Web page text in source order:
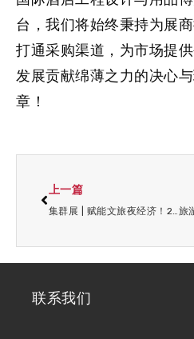
台，我们将始终秉持为展
打通采购渠道，为市场提
发展贡献绵薄之力的决心
章！
上一篇
集群展 | 赋能文旅夜经济！2026 上海户外照明展，与您共绘新篇!
联系我们